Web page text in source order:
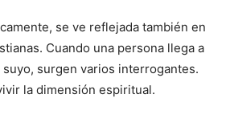
se ve reflejada también en
Cuando una persona llega a
surgen varios interrogantes.
la dimensión espiritual.